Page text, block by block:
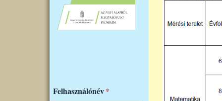
Felhasználónév